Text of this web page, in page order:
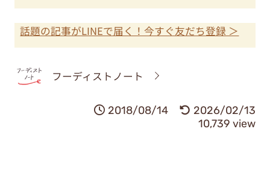
話題の記事がLINEで届く！今すぐ友だち登録 ＞
フーディストノート
2018/08/14
2026/02/13
10,739 view